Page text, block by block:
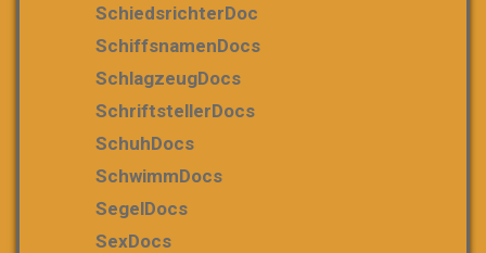
SchiedsrichterDoc
SchiffsnamenDocs
SchlagzeugDocs
SchriftstellerDocs
SchuhDocs
SchwimmDocs
SegelDocs
SexDocs